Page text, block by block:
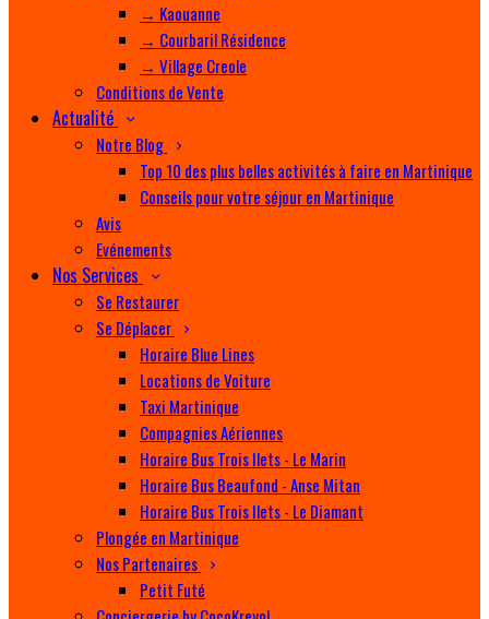
→ Kaouanne
→ Courbaril Résidence
→ Village Creole
Conditions de Vente
Actualité
Notre Blog
Top 10 des plus belles activités à faire en Martinique
Conseils pour votre séjour en Martinique
Avis
Evénements
Nos Services
Se Restaurer
Se Déplacer
Horaire Blue Lines
Locations de Voiture
Taxi Martinique
Compagnies Aériennes
Horaire Bus Trois Ilets - Le Marin
Horaire Bus Beaufond - Anse Mitan
Horaire Bus Trois Ilets - Le Diamant
Plongée en Martinique
Nos Partenaires
Petit Futé